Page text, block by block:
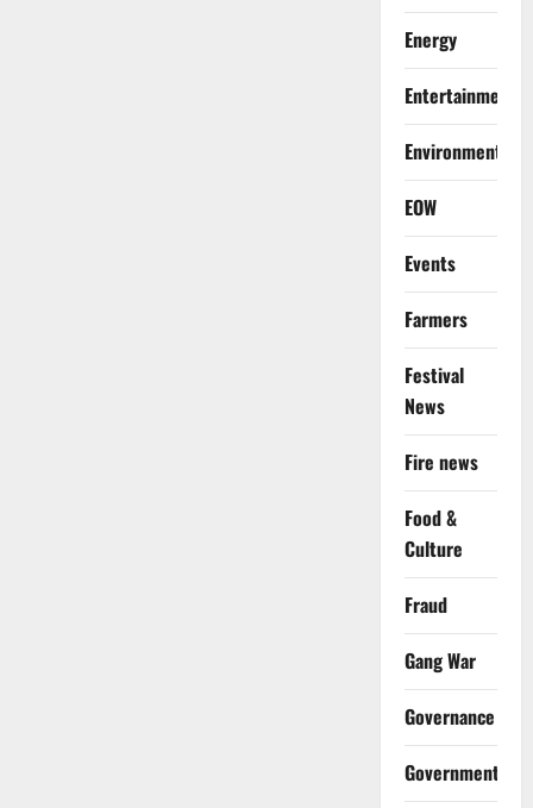
Energy
Entertainment
Environment
EOW
Events
Farmers
Festival
News
Fire news
Food &
Culture
Fraud
Gang War
Governance
Government